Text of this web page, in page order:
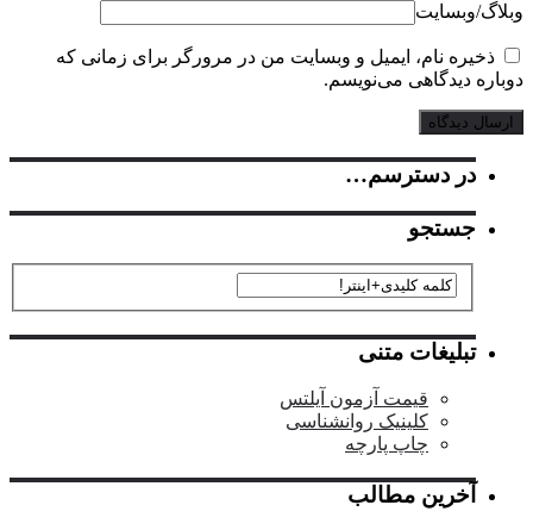
‌وبسایت
ذخیره نام، ایمیل و وبسایت من در مرورگر برای زمانی که
دیدگاهی می‌نویسم.
در دسترسم…
جستجو
تبلیغات متنی
قیمت آزمون آیلتس
کلینیک روانشناسی
چاپ پارچه
آخرین مطالب